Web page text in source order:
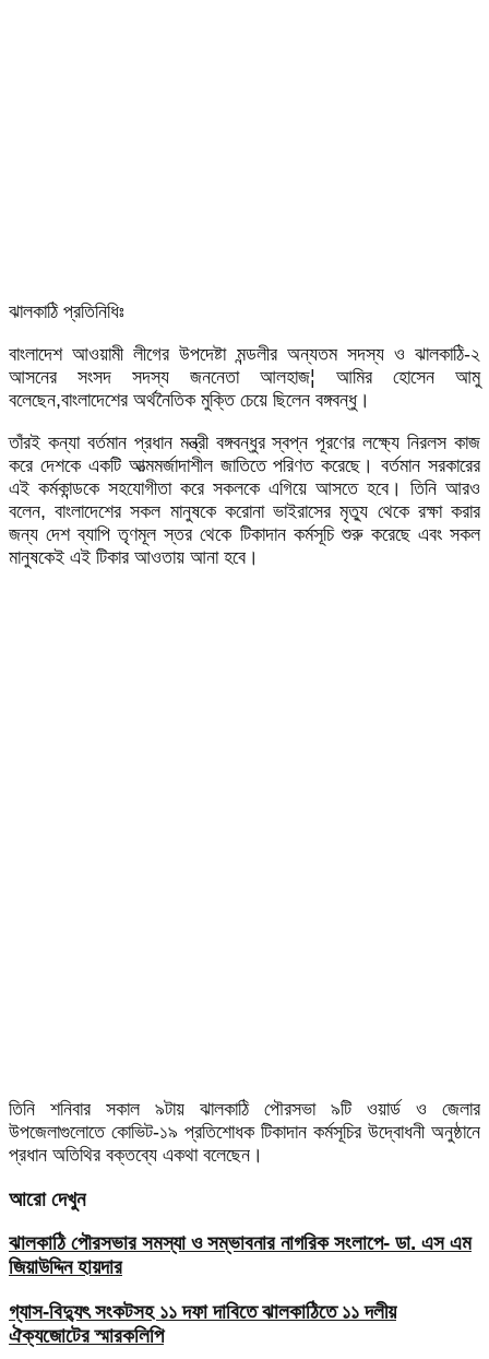
ঝালকাঠি প্রতিনিধিঃ
বাংলাদেশ আওয়ামী লীগের উপদেষ্টা মন্ডলীর অন্যতম সদস্য ও ঝালকাঠি-২
আসনের সংসদ সদস্য জননেতা আলহাজ¦ আমির হোসেন আমু
বলেছেন,বাংলাদেশের অর্থনৈতিক মুক্তি চেয়ে ছিলেন বঙ্গবন্ধু।
তাঁরই কন্যা বর্তমান প্রধান মন্ত্রী বঙ্গবন্ধুর স্বপ্ন পূরণের লক্ষ্যে নিরলস কাজ
করে দেশকে একটি আত্মমর্জাদাশীল জাতিতে পরিণত করেছে। বর্তমান সরকারের
এই কর্মকান্ডকে সহযোগীতা করে সকলকে এগিয়ে আসতে হবে। তিনি আরও
বলেন, বাংলাদেশের সকল মানুষকে করোনা ভাইরাসের মৃত্যু থেকে রক্ষা করার
জন্য দেশ ব্যাপি তৃণমূল স্তর থেকে টিকাদান কর্মসূচি শুরু করেছে এবং সকল
মানুষকেই এই টিকার আওতায় আনা হবে।
তিনি শনিবার সকাল ৯টায় ঝালকাঠি পৌরসভা ৯টি ওয়ার্ড ও জেলার
উপজেলাগুলোতে কোভিট-১৯ প্রতিশোধক টিকাদান কর্মসূচির উদ্বোধনী অনুষ্ঠানে
প্রধান অতিথির বক্তব্যে একথা বলেছেন।
আরো দেখুন
ঝালকাঠি পৌরসভার সমস্যা ও সম্ভাবনার নাগরিক সংলাপে- ডা. এস এম
জিয়াউদ্দিন হায়দার
গ্যাস-বিদ্যুৎ সংকটসহ ১১ দফা দাবিতে ঝালকাঠিতে ১১ দলীয়
ঐক্যজোটের স্মারকলিপি